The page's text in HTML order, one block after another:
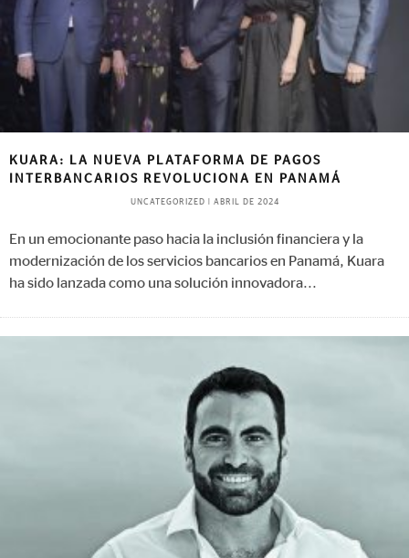
KUARA: LA NUEVA PLATAFORMA DE PAGOS
INTERBANCARIOS REVOLUCIONA EN PANAMÁ
UNCATEGORIZED ABRIL DE 2024
En un emocionante paso hacia la inclusión financiera y la
modernización de los servicios bancarios en Panamá, Kuara
ha sido lanzada como una solución innovadora...